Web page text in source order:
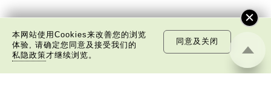
本网站使用Cookies来改善您的浏览
体验, 请确定您同意及接受我们的
私隐政策才继续浏览。
同意及关闭